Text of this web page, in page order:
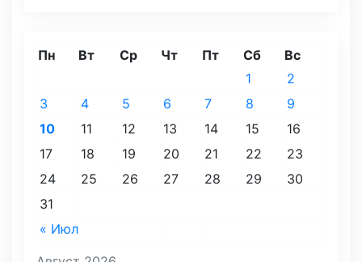
Пн Вт Ср Чт Пт Сб Вс
« Июл
1
2
3
4 5 6 7 8
9
10
11 12 13 14 15
16
17
18 19 20 21 22
23
24
25 26 27 28 29
30
31